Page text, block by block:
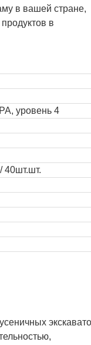
в вашей стране,
в
уровень 4
40шт.шт.